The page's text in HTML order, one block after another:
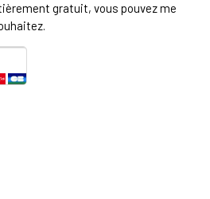
gratuit, vous pouvez me